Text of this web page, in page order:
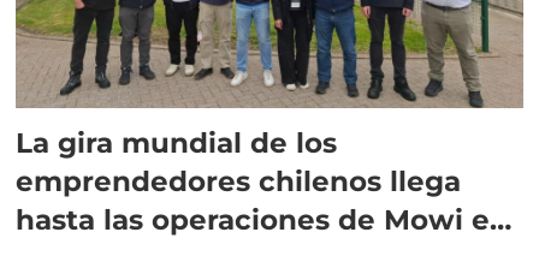
La gira mundial de los
emprendedores chilenos llega
hasta las operaciones de Mowi en